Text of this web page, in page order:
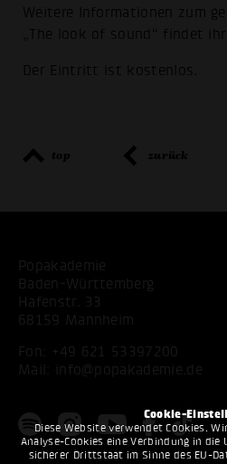
Cookie-
Diese Website verwendet Cookies.
Analyse-Cookies eine Verbindung in die
sicherer Drittstaat im Sinne des EU-
Weitere Informationen zum
„The look of sound“ findet ihr
Der Eintritt ist kostenlos.
top zurück
Popakademie
Baden-Württemberg
Hafenstr. 33
68159 Mannheim
Fon:
+49 621 53397200
Mail:
info@popakademie.de